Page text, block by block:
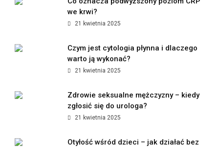
we krwi?
21 kwietnia 2025
Czym jest cytologia płynna i dlaczego
warto ją wykonać?
21 kwietnia 2025
Zdrowie seksualne mężczyzny – kiedy
zgłosić się do urologa?
21 kwietnia 2025
Otyłość wśród dzieci – jak działać bez